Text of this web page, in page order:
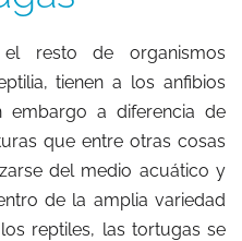
resto de organismos
tienen a los anfibios
embargo a diferencia de
que entre otras cosas
del medio acuático y
de la amplia variedad
reptiles, las tortugas se